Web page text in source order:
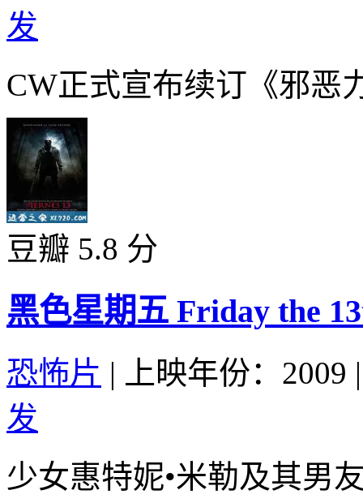
发
CW正式宣布续订《邪恶
豆瓣 5.8 分
黑色星期五 Friday the
恐怖片 | 上映年份：2009 |
发
少女惠特妮•米勒及其男